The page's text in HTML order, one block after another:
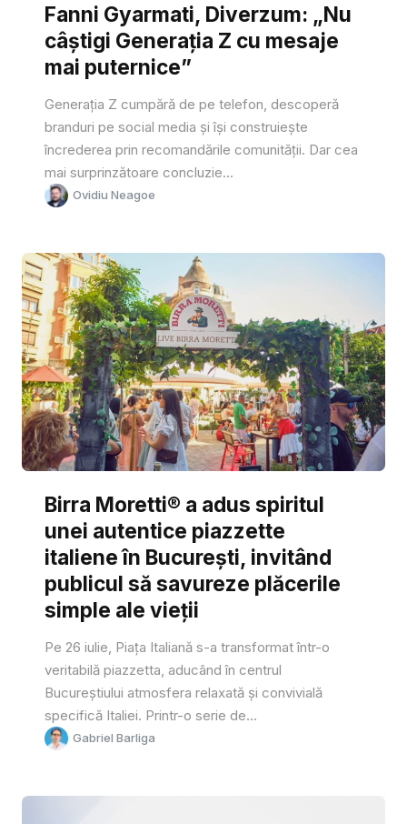
Fanni Gyarmati, Diverzum: „Nu
câștigi Generația Z cu mesaje
mai puternice”
Generația Z cumpără de pe telefon, descoperă
branduri pe social media și își construiește
încrederea prin recomandările comunității. Dar cea
mai surprinzătoare concluzie...
Ovidiu Neagoe
Birra Moretti® a adus spiritul
unei autentice piazzette
italiene în București, invitând
publicul să savureze plăcerile
simple ale vieții
Pe 26 iulie, Piața Italiană s-a transformat într-o
veritabilă piazzetta, aducând în centrul
Bucureștiului atmosfera relaxată și convivială
specifică Italiei. Printr-o serie de...
Gabriel Barliga